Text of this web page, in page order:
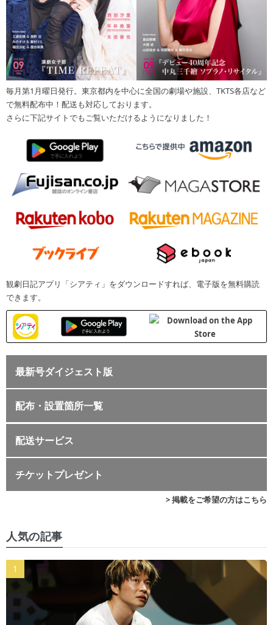
毎月第1月曜日発行。東京都内を中心に全国の劇場や施設、TKTS各店など
で無料配布中！配送も対応しております。
さらに下記サイトでもご覧いただけるようになりました！
観劇日記アプリ「シアティ」をダウンロードすれば、電子版を無料購読
できます。
最新号ダイジェスト版
配布・設置箇所一覧
配送サービス
チケットプレゼント
> 掲載をご希望の方はこちら
人気の記事